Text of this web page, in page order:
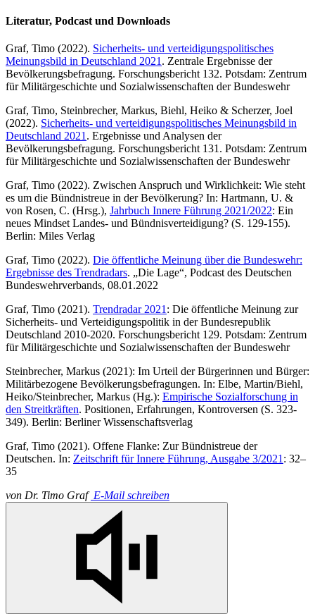
Literatur, Podcast und Downloads
Graf, Timo (2022). Sicherheits- und verteidigungspolitisches
Meinungsbild in Deutschland 2021 . Zentrale Ergebnisse der
Bevölkerungsbefragung. Forschungsbericht 132. Potsdam: Zentrum
für Militärgeschichte und Sozialwissenschaften der Bundeswehr
Graf, Timo, Steinbrecher, Markus, Biehl, Heiko & Scherzer, Joel
(2022). Sicherheits- und verteidigungspolitisches Meinungsbild in
Deutschland 2021 . Ergebnisse und Analysen der
Bevölkerungsbefragung. Forschungsbericht 131. Potsdam: Zentrum
für Militärgeschichte und Sozialwissenschaften der Bundeswehr
Graf, Timo (2022). Zwischen Anspruch und Wirklichkeit: Wie steht
es um die Bündnistreue in der Bevölkerung? In: Hartmann, U. &
von Rosen, C. (Hrsg.), Jahrbuch Innere Führung 2021/2022: Ein
neues Mindset Landes- und Bündnisverteidigung? (S. 129-155).
Berlin: Miles Verlag
Graf, Timo (2022). Die öffentliche Meinung über die Bundeswehr:
Ergebnisse des Trendradars. „Die Lage“, Podcast des Deutschen
Bundeswehrverbands, 08.01.2022
Graf, Timo (2021). Trendradar 2021 : Die öffentliche Meinung zur
Sicherheits- und Verteidigungspolitik in der Bundesrepublik
Deutschland 2010-2020. Forschungsbericht 129. Potsdam: Zentrum
für Militärgeschichte und Sozialwissenschaften der Bundeswehr
Steinbrecher, Markus (2021): Im Urteil der Bürgerinnen und Bürger:
Militärbezogene Bevölkerungsbefragungen. In: Elbe, Martin/Biehl,
Heiko/Steinbrecher, Markus (Hg.): Empirische Sozialforschung in
den Streitkräften. Positionen, Erfahrungen, Kontroversen (S. 323-
349). Berlin: Berliner Wissenschaftsverlag
Graf, Timo (2021). Offene Flanke: Zur Bündnistreue der
Deutschen. In: Zeitschrift für Innere Führung, Ausgabe 3/2021 : 32–
35
von Dr. Timo Graf E-Mail schreiben